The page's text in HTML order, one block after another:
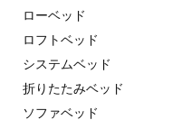
ローベッド
ロフトベッド
システムベッド
折りたたみベッド
ソファベッド